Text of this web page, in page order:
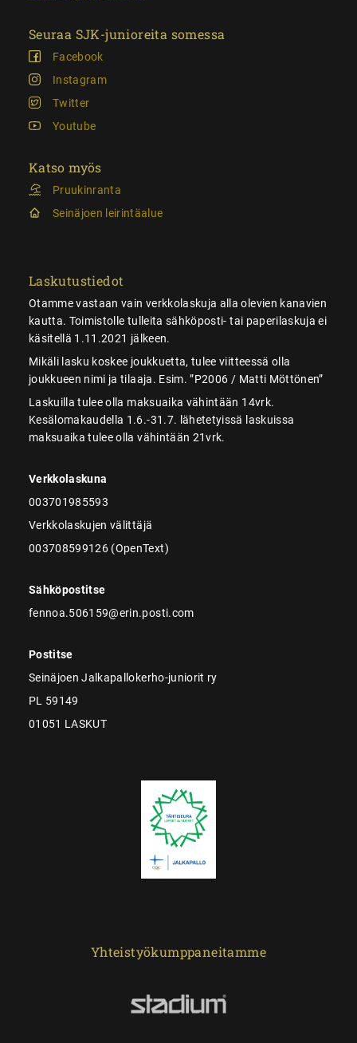
Seuraa SJK-junioreita somessa
Facebook
Instagram
Twitter
Youtube
Katso myös
Pruukinranta
Seinäjoen leirintäalue
Laskutustiedot
Otamme vastaan vain verkkolaskuja alla olevien kanavien
kautta. Toimistolle tulleita sähköposti- tai paperilaskuja ei
käsitellä 1.11.2021 jälkeen.
Mikäli lasku koskee joukkuetta, tulee viitteessä olla
joukkueen nimi ja tilaaja. Esim. ”P2006 / Matti Möttönen”
Laskuilla tulee olla maksuaika vähintään 14vrk.
Kesälomakaudella 1.6.-31.7. lähetetyissä laskuissa
maksuaika tulee olla vähintään 21vrk.
Verkkolaskuna
003701985593
Verkkolaskujen välittäjä
003708599126 (OpenText)
Sähköpostitse
fennoa.506159@erin.posti.com
Postitse
Seinäjoen Jalkapallokerho-juniorit ry
PL 59149
01051 LASKUT
Yhteistyökumppaneitamme